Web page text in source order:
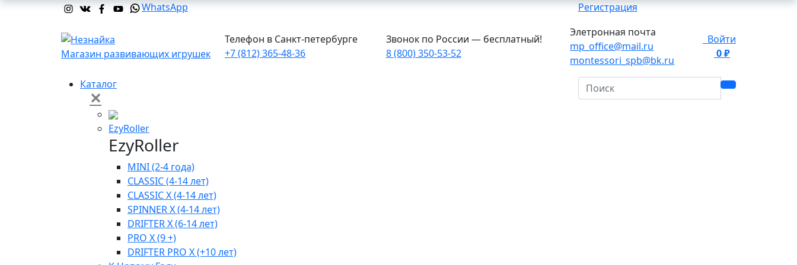
WhatsApp Регистрация
Магазин развивающих игрушек
Телефон в Санкт-петербурге
+7 (812) 365-48-36
Звонок по России — бесплатный!
8 (800) 350-53-52
Элетронная почта
mp_office@mail.ru
montessori_spb@bk.ru
Войти
0 ₽
Каталог
✕
EzyRoller
EzyRoller
MINI (2-4 года)
CLASSIC (4-14 лет)
CLASSIC X (4-14 лет)
SPINNER X (4-14 лет)
DRIFTER X (6-14 лет)
PRO X (9 +)
DRIFTER PRO X (+10 лет)